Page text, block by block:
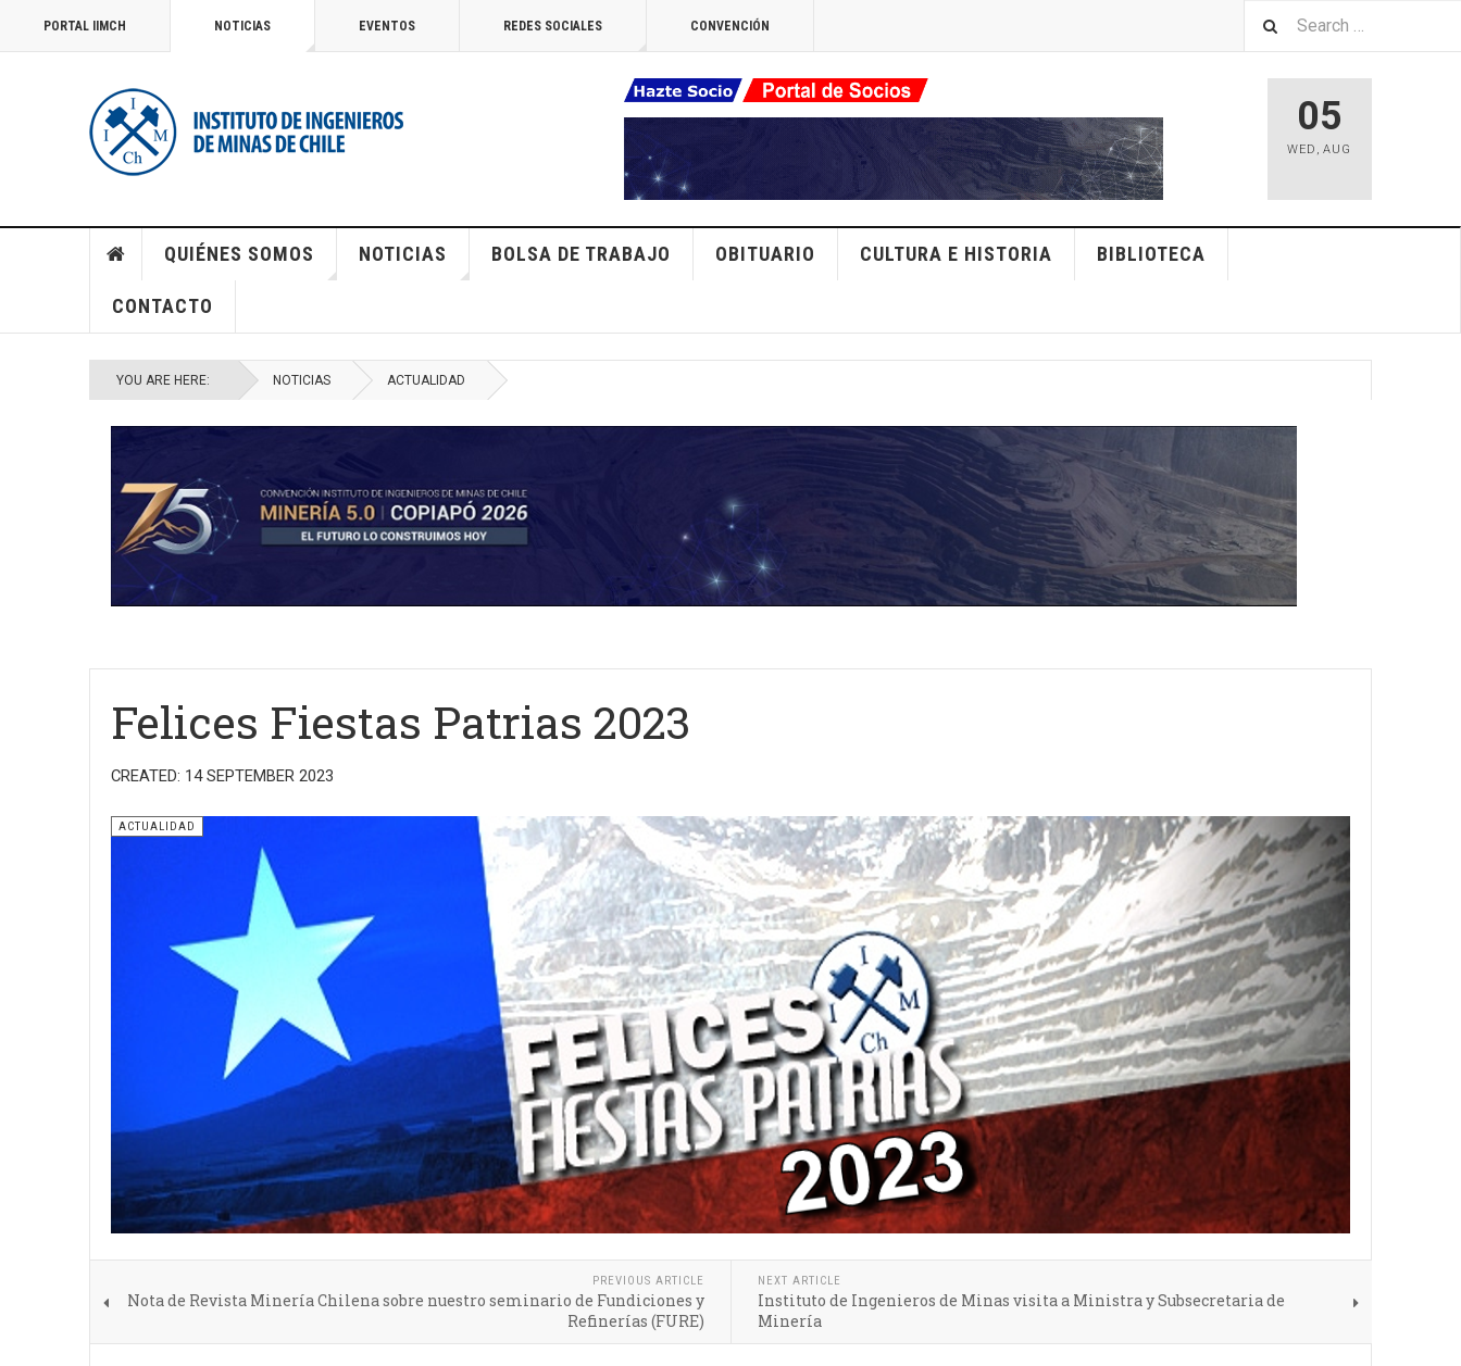
PORTAL IIMCH NOTICIAS EVENTOS REDES SOCIALES CONVENCIÓN
05
WED ,AUG
QUIÉNES SOMOS NOTICIAS BOLSA DE TRABAJO OBITUARIO CULTURA E HISTORIA BIBLIOTECA
CONTACTO
YOU ARE HERE: NOTICIAS ACTUALIDAD
Felices Fiestas Patrias 2023
CREATED: 14 SEPTEMBER 2023
ACTUALIDAD
PREVIOUS ARTICLE
Nota de Revista Minería Chilena sobre nuestro seminario de Fundiciones y
Refinerías (FURE)
NEXT ARTICLE
Instituto de Ingenieros de Minas visita a Ministra y Subsecretaria de
Minería